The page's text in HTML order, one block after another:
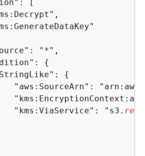
[
"*",
{
{
"aws:SourceArn":
"kms:ViaService": "s3.